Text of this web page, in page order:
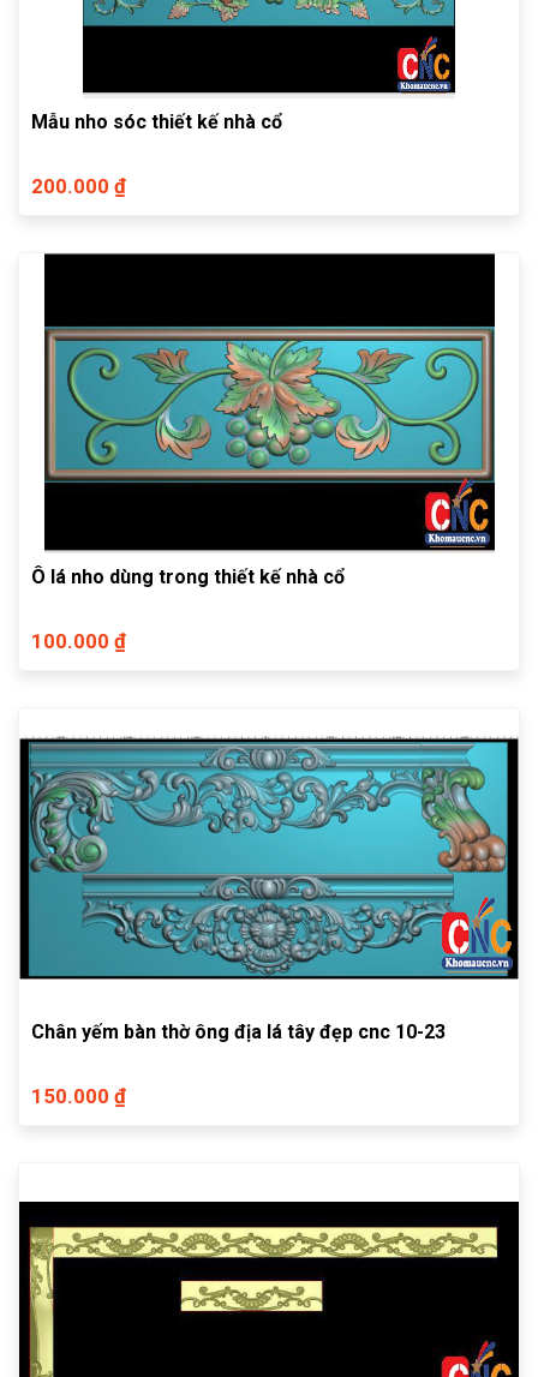
Mẫu nho sóc thiết kế nhà cổ
200.000 ₫
Ô lá nho dùng trong thiết kế nhà cổ
100.000 ₫
Chân yếm bàn thờ ông địa lá tây đẹp cnc 10-23
150.000 ₫